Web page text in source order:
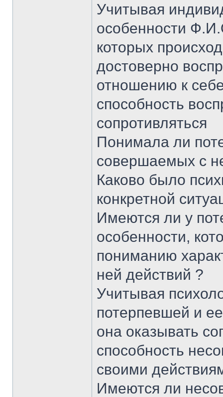
Учитывая
особенности
которых
достоверно
отношению к
способность
сопротивляться
Понимала ли
совершаемых с
Каково было
конкретной
Имеются ли у
особенности,
пониманию
ней действий ?
Учитывая
потерпевшей и
она оказывать
способность
своими
Имеются ли